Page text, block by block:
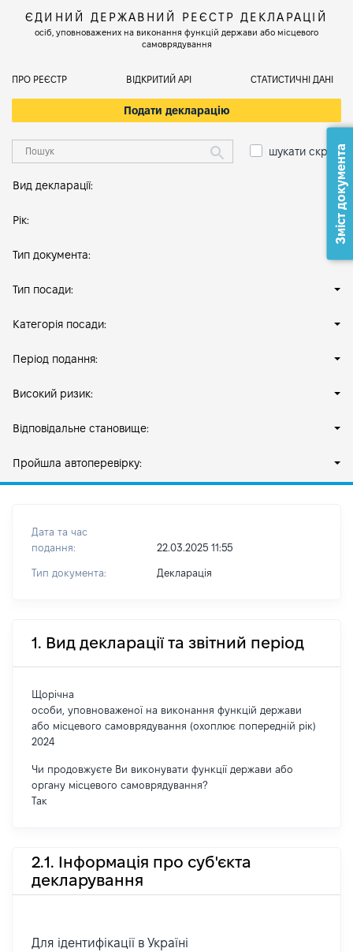
ЄДИНИЙ ДЕРЖАВНИЙ РЕЄСТР ДЕКЛАРАЦІЙ
осіб, уповноважених на виконання функцій держави або місцевого
самоврядування
ПРО РЕЄСТР ВІДКРИТИЙ АРІ СТАТИСТИЧНІ ДАНІ
Подати декларацію
шукати скрізь
Вид декларації:
Рік:
Тип документа:
Тип посади:
Категорія посади:
Період подання:
Високий ризик:
Відповідальне становище:
Пройшла автоперевірку:
Дата та час
подання:
22.03.2025 11:55
Тип документа: Декларація
1. Вид декларації та звітний період
Щорічна
особи, уповноваженої на виконання функцій держави
або місцевого самоврядування (охоплює попередній рік)
2024
Чи продовжуєте Ви виконувати функції держави або
органу місцевого самоврядування?
Так
2.1. Інформація про суб'єкта
декларування
Для ідентифікації в Україні
Зміст документа